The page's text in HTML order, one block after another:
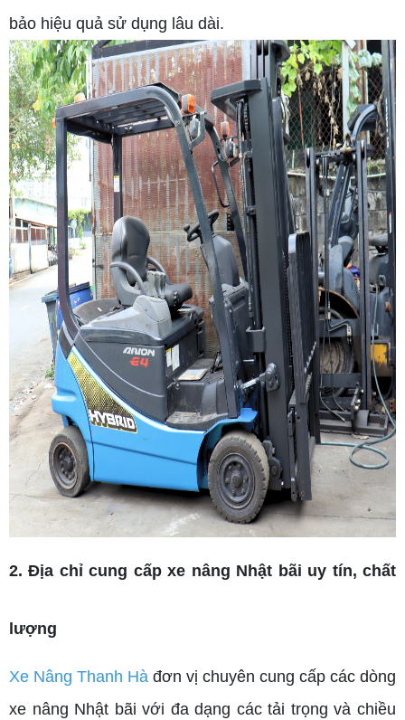
bảo hiệu quả sử dụng lâu dài.
2. Địa chỉ cung cấp xe nâng Nhật bãi uy tín, chất
lượng
Xe Nâng Thanh Hà đơn vị chuyên cung cấp các dòng
xe nâng Nhật bãi với đa dạng các tải trọng và chiều